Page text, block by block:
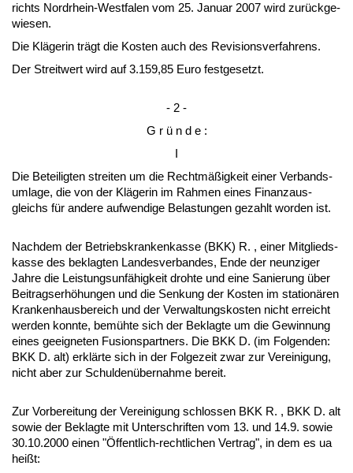
richts Nord­rhein-West­fa­len vom 25. Ja­nu­ar 2007 wird zurück­ge­
wie­sen.
Die Kläge­rin trägt die Kos­ten auch des Re­vi­si­ons­ver­fah­rens.
Der Streit­wert wird auf 3.159,85 Eu­ro fest­ge­setzt.
- 2 -
G r ü n d e :
I
Die Be­tei­lig­ten strei­ten um die Rechtmäßig­keit ei­ner Ver­bands­
um­la­ge, die von der Kläge­rin im Rah­men ei­nes Fi­nanz­aus­
gleichs für an­de­re auf­wen­di­ge Be­las­tun­gen ge­zahlt wor­den ist.
Nach­dem der Be­triebs­kran­ken­kas­se (BKK) R. , ei­ner Mit­glieds­
kas­se des be­klag­ten Lan­des­ver­ban­des, En­de der neun­zi­ger
Jah­re die Leis­tungs­unfähig­keit droh­te und ei­ne Sa­nie­rung über
Bei­trags­erhöhun­gen und die Sen­kung der Kos­ten im sta­ti­onären
Kran­ken­haus­be­reich und der Ver­wal­tungs­kos­ten nicht er­reicht
wer­den konn­te, bemühte sich der Be­klag­te um die Ge­win­nung
ei­nes ge­eig­ne­ten Fu­si­ons­part­ners. Die BKK D. (im Fol­gen­den:
BKK D. alt) erklärte sich in der Fol­ge­zeit zwar zur Ver­ei­ni­gung,
nicht aber zur Schul­denüber­nah­me be­reit.
Zur Vor­be­rei­tung der Ver­ei­ni­gung schlos­sen BKK R. , BKK D. alt
so­wie der Be­klag­te mit Un­ter­schrif­ten vom 13. und 14.9. so­wie
30.10.2000 ei­nen "Öffent­lich-recht­li­chen Ver­trag", in dem es ua
heißt: